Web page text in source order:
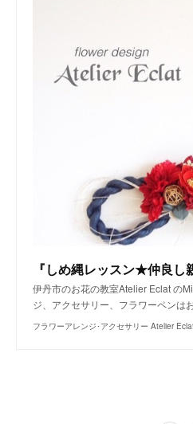
『しめ縄レッスン★仲良し
伊丹市のお花の教室Atelier Eclat の
ジ、アクセサリー、フラワーペン
フラワーアレンジ･アクセサリー Atelier